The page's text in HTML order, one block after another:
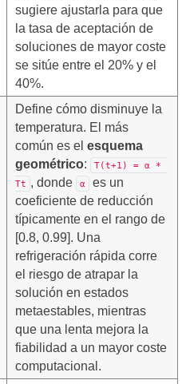
sugiere ajustarla para que
la tasa de aceptación de
soluciones de mayor coste
se sitúe entre el 20% y el
40%.
Define cómo disminuye la
temperatura. El más
común es el esquema
geométrico:
T(t+1) = α *
Tt , donde α
es un
coeficiente de reducción
típicamente en el rango de
[0.8, 0.99]. Una
refrigeración rápida corre
el riesgo de atrapar la
solución en estados
metaestables, mientras
que una lenta mejora la
fiabilidad a un mayor coste
computacional.